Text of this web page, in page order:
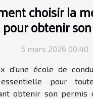
choisir la
obtenir
?
5 mars 2026 00:40
d'une école de
pour
obtenir son permis